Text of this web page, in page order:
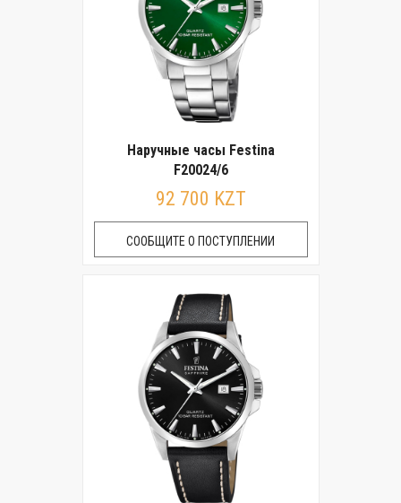
Наручные часы Festina
F20024/6
92 700 KZT
СООБЩИТЕ О ПОСТУПЛЕНИИ